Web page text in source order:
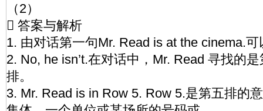
（2）
 答案与解析
1. 由对话第一句Mr. Read is at the cinema.
2. No, he isn’t.在对话中，Mr. Read 寻找的
排。
3. Mr. Read is in Row 5. Row 5.是第五排的